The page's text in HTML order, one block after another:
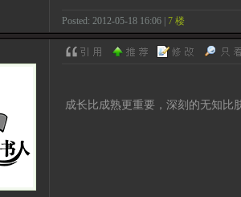
Posted: 2012-05-18 16:06 | 7 楼
成长比成熟更重要，深刻的无知比